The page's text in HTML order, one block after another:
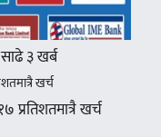
३ खर्ब
प्रतिशतमात्रै खर्च